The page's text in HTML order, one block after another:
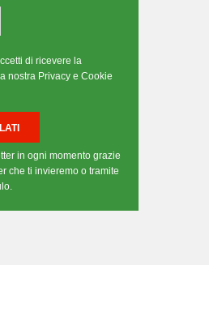
di ricevere la
nostra Privacy e Cookie
in ogni momento grazie
che ti invieremo o tramite